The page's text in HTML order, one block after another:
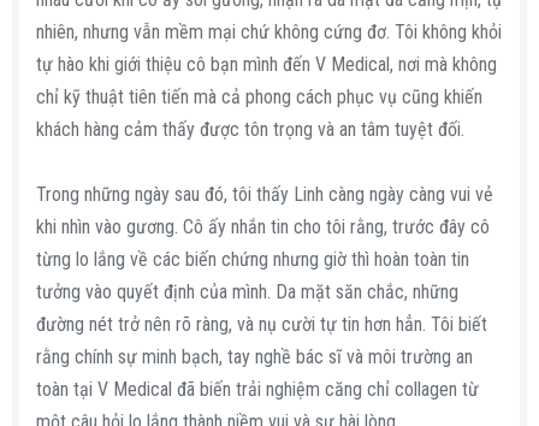
nhiên, nhưng vẫn mềm mại chứ không cứng đơ. Tôi không khỏi
tự hào khi giới thiệu cô bạn mình đến V Medical, nơi mà không
chỉ kỹ thuật tiên tiến mà cả phong cách phục vụ cũng khiến
khách hàng cảm thấy được tôn trọng và an tâm tuyệt đối.
Trong những ngày sau đó, tôi thấy Linh càng ngày càng vui vẻ
khi nhìn vào gương. Cô ấy nhắn tin cho tôi rằng, trước đây cô
từng lo lắng về các biến chứng nhưng giờ thì hoàn toàn tin
tưởng vào quyết định của mình. Da mặt săn chắc, những
đường nét trở nên rõ ràng, và nụ cười tự tin hơn hẳn. Tôi biết
rằng chính sự minh bạch, tay nghề bác sĩ và môi trường an
toàn tại V Medical đã biến trải nghiệm căng chỉ collagen từ